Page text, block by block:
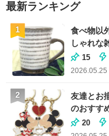
最新ランキング
1
食べ物以
しゃれな
15
2026.05.25
2
友達とお
のおすす
20